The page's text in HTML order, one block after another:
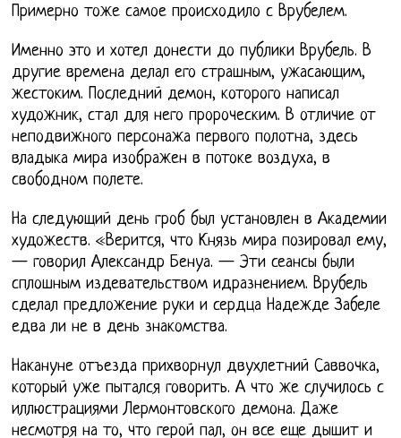
Примерно тоже самое происходило с Врубелем.
Именно это и хотел донести до публики Врубель. В
другие времена делал его страшным, ужасающим,
жестоким. Последний демон, которого написал
художник, стал для него пророческим. В отличие от
неподвижного персонажа первого полотна, здесь
владыка мира изображен в потоке воздуха, в
свободном полете.
На следующий день гроб был установлен в Академии
художеств. «Верится, что Князь мира позировал ему,
— говорил Александр Бенуа. — Эти сеансы были
сплошным издевательством идразнением. Врубель
сделал предложение руки и сердца Надежде Забеле
едва ли не в день знакомства.
Накануне отъезда прихворнул двухлетний Саввочка,
который уже пытался говорить. А что же случилось с
иллюстрациями Лермонтовского демона. Даже
несмотря на то, что герой пал, он все еще дышит и